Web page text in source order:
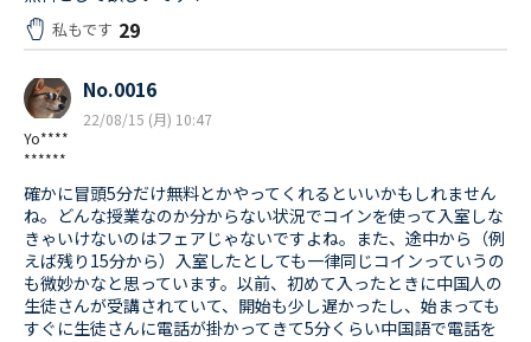
私もです 29
Yo****
******
No.0016
22/08/15 (月) 10:47
確かに冒頭5分だけ無料とかやってくれるといいかもしれません
ね。どんな授業なのか分からない状況でコインを使って入室しな
きゃいけないのはフェアじゃないですよね。また、途中から（例
えば残り15分から）入室したとしても一律同じコインっていうの
も微妙かなと思っています。以前、初めて入ったときに中国人の
生徒さんが受講されていて、開始も少し遅かったし、始まっても
すぐに生徒さんに電話が掛かってきて5分くらい中国語で電話を